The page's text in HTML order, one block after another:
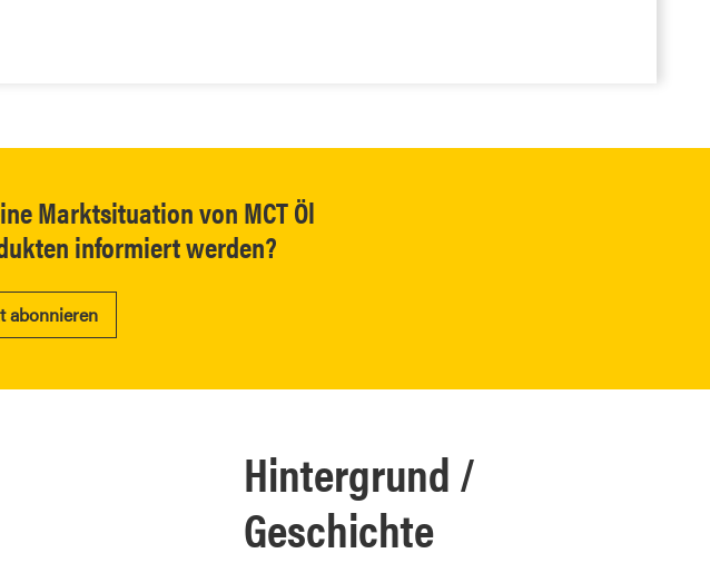
Marktsituation von MCT Öl
informiert werden?
abonnieren
Hintergrund /
Geschichte